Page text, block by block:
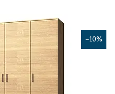
–10%